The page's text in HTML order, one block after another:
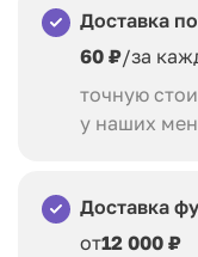
Доставка
60 ₽/за
точную
у наших
Доставка
от12 000 ₽